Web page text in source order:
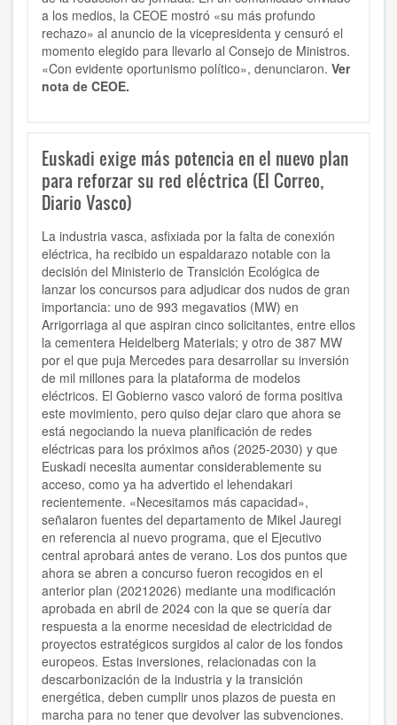
a los medios, la CEOE mostró «su más profundo
rechazo» al anuncio de la vicepresidenta y censuró el
momento elegido para llevarlo al Consejo de Ministros.
«Con evidente oportunismo político», denunciaron. Ver
nota de CEOE.
Euskadi exige más potencia en el nuevo plan
para reforzar su red eléctrica (El Correo,
Diario Vasco)
La industria vasca, asfixiada por la falta de conexión
eléctrica, ha recibido un espaldarazo notable con la
decisión del Ministerio de Transición Ecológica de
lanzar los concursos para adjudicar dos nudos de gran
importancia: uno de 993 megavatios (MW) en
Arrigorriaga al que aspiran cinco solicitantes, entre ellos
la cementera Heidelberg Materials; y otro de 387 MW
por el que puja Mercedes para desarrollar su inversión
de mil millones para la plataforma de modelos
eléctricos. El Gobierno vasco valoró de forma positiva
este movimiento, pero quiso dejar claro que ahora se
está negociando la nueva planificación de redes
eléctricas para los próximos años (2025-2030) y que
Euskadi necesita aumentar considerablemente su
acceso, como ya ha advertido el lehendakari
recientemente. «Necesitamos más capacidad»,
señalaron fuentes del departamento de Mikel Jauregi
en referencia al nuevo programa, que el Ejecutivo
central aprobará antes de verano. Los dos puntos que
ahora se abren a concurso fueron recogidos en el
anterior plan (20212026) mediante una modificación
aprobada en abril de 2024 con la que se quería dar
respuesta a la enorme necesidad de electricidad de
proyectos estratégicos surgidos al calor de los fondos
europeos. Estas inversiones, relacionadas con la
descarbonización de la industria y la transición
energética, deben cumplir unos plazos de puesta en
marcha para no tener que devolver las subvenciones.